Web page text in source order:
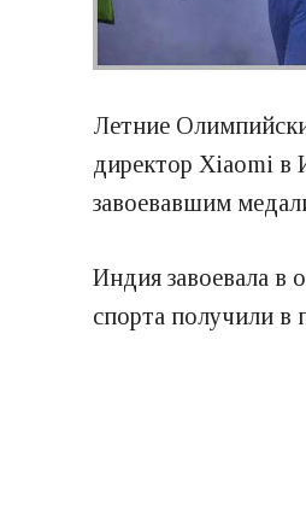
Летние
директор Xiaomi в
завоевавшим
Индия завоевала в
спорта получили